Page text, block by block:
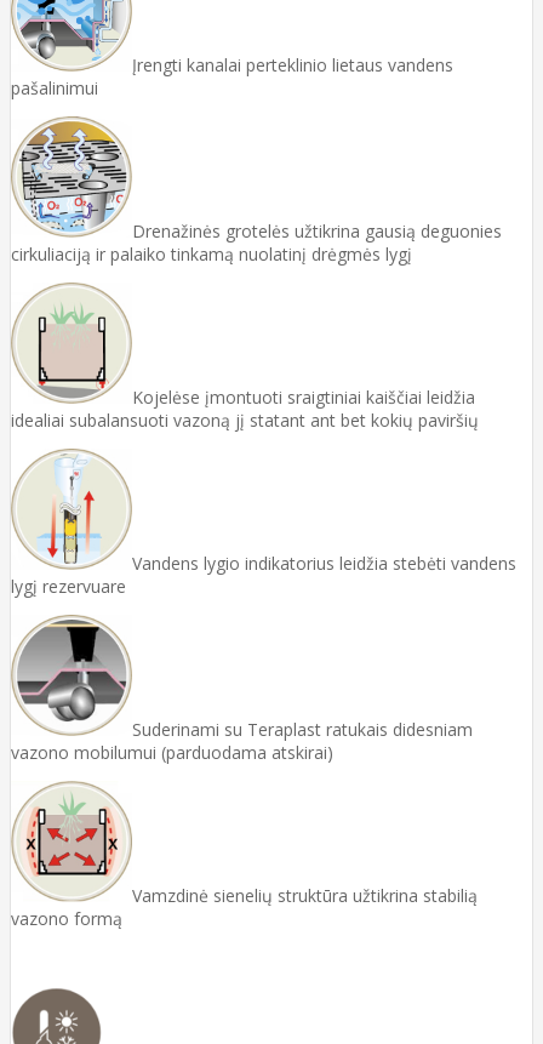
Įrengti kanalai perteklinio lietaus vandens
pašalinimui
Drenažinės grotelės užtikrina gausią deguonies
cirkuliaciją ir palaiko tinkamą nuolatinį drėgmės lygį
Kojelėse įmontuoti sraigtiniai kaiščiai leidžia
idealiai subalansuoti vazoną jį statant ant bet kokių paviršių
Vandens lygio indikatorius leidžia stebėti vandens
lygį rezervuare
Suderinami su Teraplast ratukais didesniam
vazono mobilumui (parduodama atskirai)
Vamzdinė sienelių struktūra užtikrina stabilią
vazono formą